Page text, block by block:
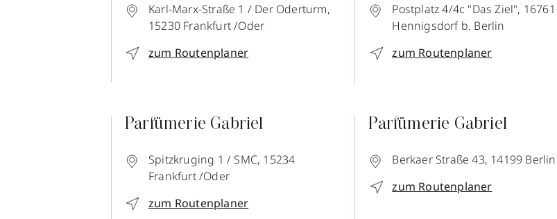
Karl-Marx-Straße 1 / Der Oderturm,
15230 Frankfurt /Oder
zum Routenplaner
Postplatz 4/4c "Das Ziel", 16761
Hennigsdorf b. Berlin
zum Routenplaner
Parfümerie Gabriel
Spitzkruging 1 / SMC, 15234
Frankfurt /Oder
zum Routenplaner
Parfümerie Gabriel
Berkaer Straße 43, 14199 Berlin
zum Routenplaner